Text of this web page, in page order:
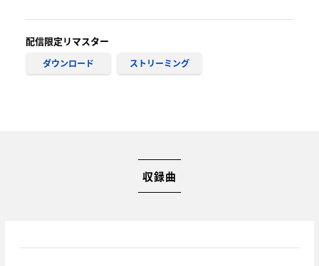
配信限定リマスター
ダウンロード ストリーミング
収録曲